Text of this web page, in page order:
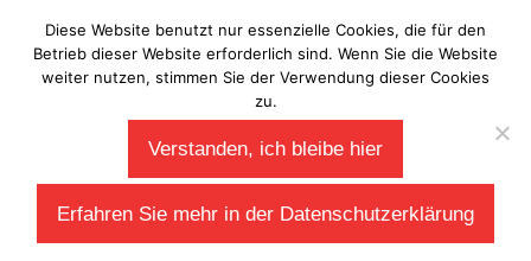
Inhalt
springen
Laberladen
Diese Website benutzt nur essenzielle Cookies, die für den
Betrieb dieser Website erforderlich sind. Wenn Sie die Website
weiter nutzen, stimmen Sie der Verwendung dieser Cookies
zu.
Verstanden, ich bleibe hier
Erfahren Sie mehr in der Datenschutzerklärung